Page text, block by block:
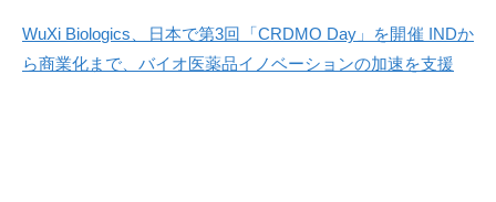
WuXi Biologics、日本で第3回「CRDMO Day」を開催 INDか
ら商業化まで、バイオ医薬品イノベーションの加速を支援